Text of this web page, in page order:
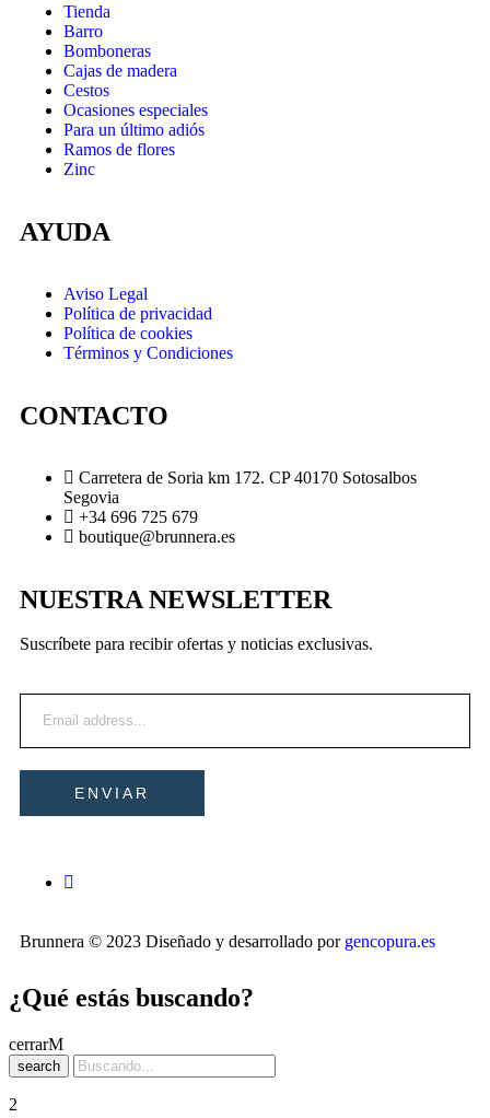
Tienda
Barro
Bomboneras
Cajas de madera
Cestos
Ocasiones especiales
Para un último adiós
Ramos de flores
Zinc
AYUDA
Aviso Legal
Política de privacidad
Política de cookies
Términos y Condiciones
CONTACTO
Carretera de Soria km 172. CP 40170 Sotosalbos
Segovia
+34 696 725 679
boutique@brunnera.es
NUESTRA NEWSLETTER
Suscríbete para recibir ofertas y noticias exclusivas.
Brunnera © 2023 Diseñado y desarrollado por gencopura.es
¿Qué estás buscando?
cerrar
search